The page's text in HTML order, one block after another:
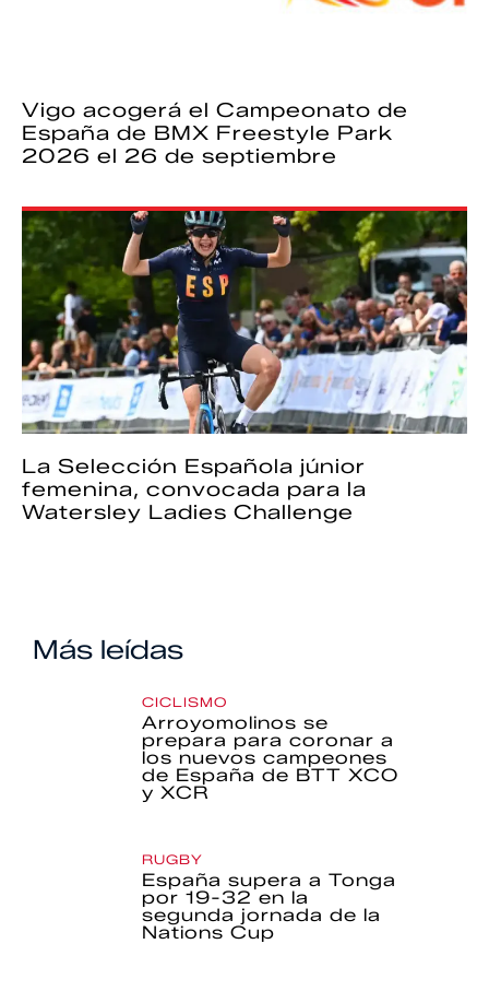
Vigo acogerá el Campeonato de
España de BMX Freestyle Park
2026 el 26 de septiembre
La Selección Española júnior
femenina, convocada para la
Watersley Ladies Challenge
Más leídas
CICLISMO
Arroyomolinos se
prepara para coronar a
los nuevos campeones
de España de BTT XCO
y XCR
RUGBY
España supera a Tonga
por 19-32 en la
segunda jornada de la
Nations Cup